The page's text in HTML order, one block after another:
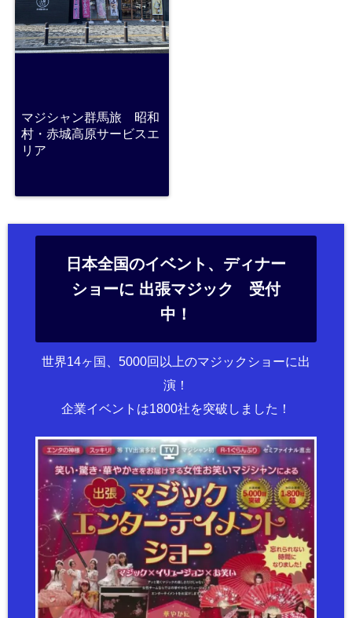
マジシャン群馬旅 昭和
村・赤城高原サービスエ
リア
日本全国のイベント、ディナー
ショーに 出張マジック 受付
中！
世界14ヶ国、5000回以上のマジックショーに出
演！
企業イベントは1800社を突破しました！